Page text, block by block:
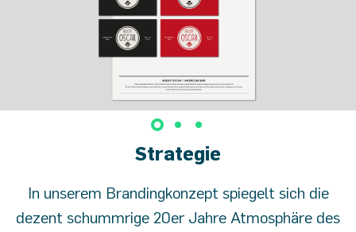
Strategie
In unserem Brandingkonzept spiegelt sich die
dezent schummrige 20er Jahre Atmosphäre des